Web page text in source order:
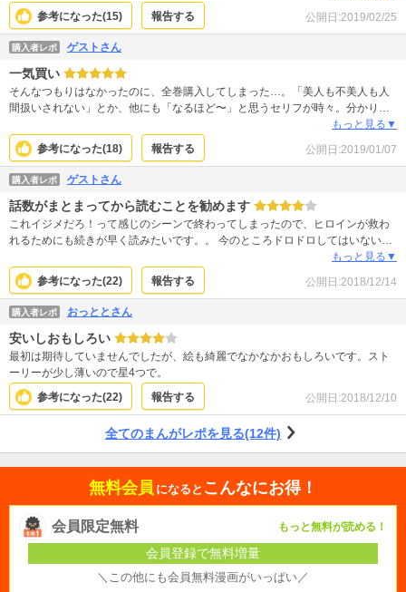
参考になった(15) 報告する 公開日:2019/02/25
購入者レポ ゲストさん
一気買い
そんなつもりはなかったのに、全巻購入してしまった…。「美人も不美人も人
間扱いされない」とか、他にも「なるほど〜」と思うセリフが時々。分かり易
い不美人の悩みから、美人としての悩み、それから全女子の悩みまで、うんう
ん、と共感できるところがどこかに出てくるのではないかな〜、思います。
もっと見る▼
参考になった(18) 報告する 公開日:2019/01/07
購入者レポ ゲストさん
話数がまとまってから読むことを勧めます
これイジメだろ！って感じのシーンで終わってしまったので、ヒロインが救わ
れるためにも続きが早く読みたいです。。 今のところドロドロしてはいないの
であまり嫌な気分にはならないし、いろんな立場の人の感情をさらっと描かれ
ていて読みやすかったです。
もっと見る▼
参考になった(22) 報告する 公開日:2018/12/14
購入者レポ おっととさん
安いしおもしろい
最初は期待していませんでしたが、絵も綺麗でなかなかおもしろいです。スト
ーリーが少し薄いので星4つで。
参考になった(22) 報告する 公開日:2018/12/10
全てのまんがレポを見る(12件)
無料会員 になると こんなにお得！
会員限定無料 もっと無料が読める！
会員登録で無料増量
＼この他にも会員無料漫画がいっぱい／